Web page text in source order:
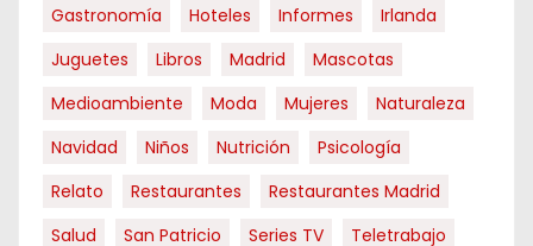
Gastronomía
Hoteles Informes
Irlanda
Juguetes
Libros Madrid
Mascotas
Medioambiente
Moda Mujeres
Naturaleza
Navidad
Niños Nutrición
Psicología
Relato
Restaurantes
Restaurantes Madrid
Salud
San Patricio Series TV
Teletrabajo